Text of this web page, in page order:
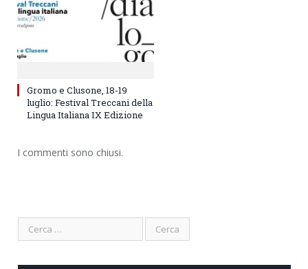
Gromo e Clusone, 18-19
luglio: Festival Treccani della
Lingua Italiana IX Edizione
I commenti sono chiusi.